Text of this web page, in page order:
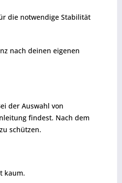
die notwendige Stabilität
nach deinen eigenen
der Auswahl von
findest. Nach dem
schützen.
kaum.